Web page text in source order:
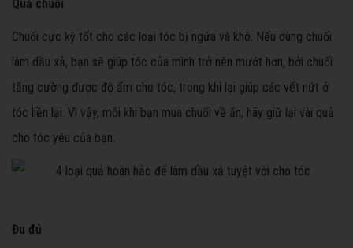
Quả chuối
Chuối cực kỳ tốt cho các loại tóc bị ngứa và khô. Nếu dùng chuối
làm dầu xả, bạn sẽ giúp tóc của mình trở nên mướt hơn, bởi chuối
tăng cường được độ ẩm cho tóc, trong khi lại giúp các vết nứt ở
tóc liền lại. Vì vậy, mỗi khi bạn mua chuối về ăn, hãy giữ lại vài quả
cho tóc yêu của bạn.
Đu đủ